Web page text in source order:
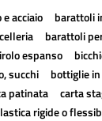
acciaio barattoli
barattoli
espanso
succhi bottiglie
patinata carta
rigide o